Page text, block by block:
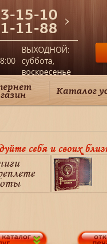
15-10
11-88
ВЫХОДНОЙ:
суббота,
воскресенье
Каталог